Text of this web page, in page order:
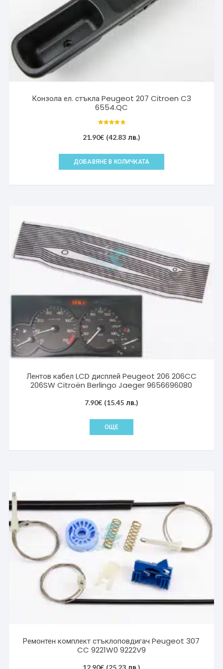
Конзола ел. стъкла Peugeot 207 Citroen C3
6554.QC
5.00
от 5
21.90€ (42.83 лв.)
ДОБАВЯНЕ В КОЛИЧКАТА
Лентов кабел LCD дисплей Peugeot 206 206CC
206SW Citroën Berlingo Jaeger 9656696080
7.90€ (15.45 лв.)
ОЩЕ
Ремонтен комплект стъклоповдигач Peugeot 307
CC 9221W0 9222V9